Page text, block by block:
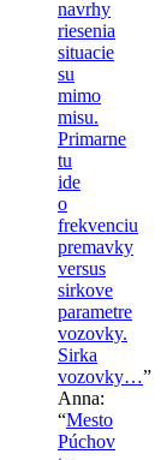
navrhy
riesenia
situacie
su
mimo
misu.
Primarne
tu
ide
o
frekvenciu
premavky
versus
sirkove
parametre
vozovky.
Sirka
vozovky…”
Anna:
“Mesto
Púchov